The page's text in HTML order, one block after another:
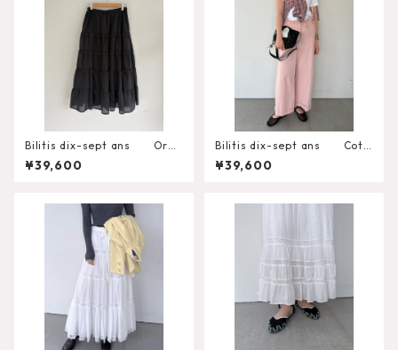
Bilitis dix-sept ans Orga
nza Frill Skirt 2912-439
¥39,600
Bilitis dix-sept ans Cott
on Salopette 2912-355A
¥39,600